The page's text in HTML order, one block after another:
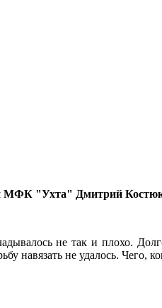
МФК "Ухта" Дмитрий
не так и плохо.
навязать не удалось. Чего,